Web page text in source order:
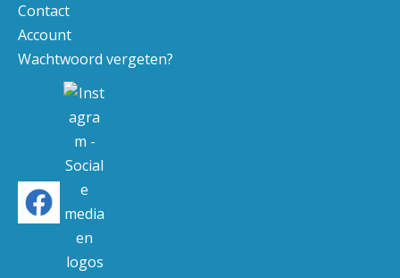
Contact
Account
Wachtwoord vergeten?